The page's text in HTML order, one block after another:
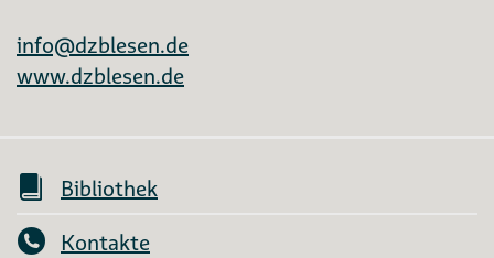
info@dzblesen.de
www.dzblesen.de
Bibliothek
Kontakte